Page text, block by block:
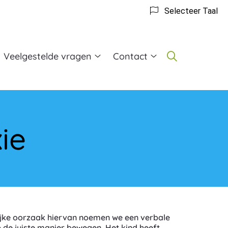
Selecteer Taal
Veelgestelde vragen Contact
oorzaak hiervan noemen we een verbale